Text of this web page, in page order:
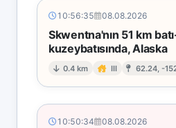
10:56:35 08.08.2026
Skwentna'nın 51 km
kuzeybatısında, Alaska
0.4 km III 62.24, -
10:50:34 08.08.2026